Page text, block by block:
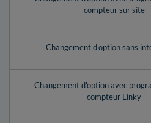
compteur sur site
Changement d'option sans
Changement d'option avec
compteur Linky